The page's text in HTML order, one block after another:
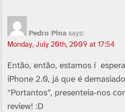
Pedro Pina says:
Monday, July 20th, 2009 at 17:54
Então, então, estamos í
iPhone 2.0, já que é
“Portantos”, presenteia-nos
review! :D